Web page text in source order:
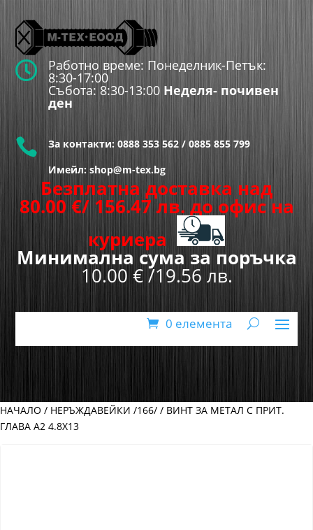
 Работно време: Понеделник-Петък:
8:30-17:00
Събота: 8:30-13:00 Неделя- почивен
ден
 За контакти: 0888 353 562 / 0885 855 799
Имейл: shop@m-tex.bg
Безплатна доставка над
80.00 €/ 156.47 лв. до офис на
куриера
Минимална сума за поръчка
10.00 € /19.56 лв.
0 елемента
НАЧАЛО / НЕРЪЖДАВЕЙКИ /166/ / ВИНТ ЗА МЕТАЛ С ПРИТ.
ГЛАВА А2 4.8Х13